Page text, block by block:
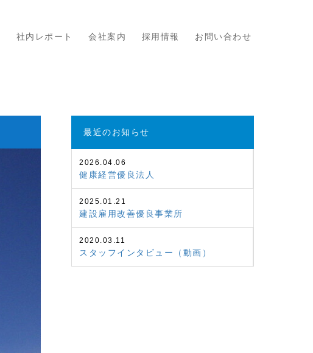
社内レポート 会社案内 採用情報 お問い合わせ
最近のお知らせ
2026.04.06
健康経営優良法人
2025.01.21
建設雇用改善優良事業所
2020.03.11
スタッフインタビュー（動画）